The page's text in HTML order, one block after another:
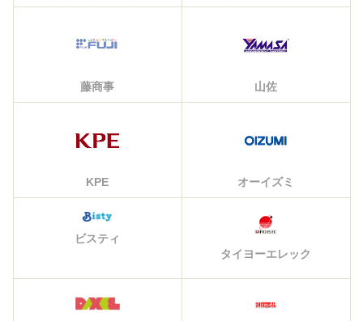
藤商事 山佐
KPE オーイズミ
ビスティ
タイヨーエレック